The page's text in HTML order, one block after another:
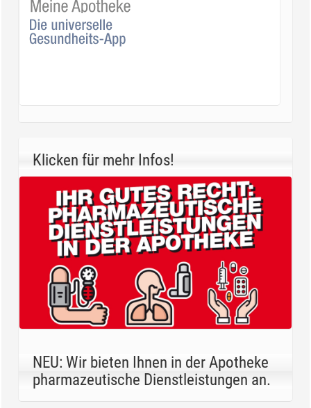
Klicken für mehr Infos!
NEU: Wir bieten Ihnen in der Apotheke
pharmazeutische Dienstleistungen an.